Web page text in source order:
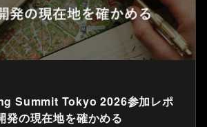
Summit Tokyo 2026参加レポ
発の現在地を確かめる